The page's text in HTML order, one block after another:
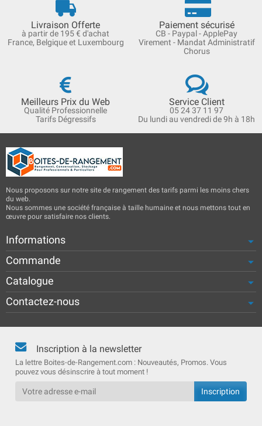
Livraison Offerte
à partir de 195 € d'achat
France, Belgique et Luxembourg
Paiement sécurisé
CB - Paypal - ApplePay
Virement - Mandat Administratif
Chorus
Meilleurs Prix du Web
Qualité Professionnelle
Tarifs Dégressifs
Service Client
05 24 37 11 97
Du lundi au vendredi de 9h à 18h
Nous proposons sur notre site de rangement des tarifs parmi les moins chers
du web.
Nous sommes une société française à taille humaine et nous mettons tout en
œuvre pour satisfaire nos clients.
Informations
Commande
Catalogue
Contactez-nous
Inscription à la newsletter
La lettre Boites-de-Rangement.com : Nouveautés, Promos. Vous
pouvez vous désinscrire à tout moment !